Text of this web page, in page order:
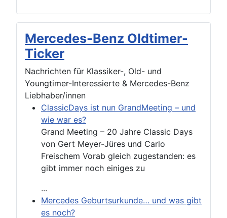
Mercedes-Benz Oldtimer-
Ticker
Nachrichten für Klassiker-, Old- und
Youngtimer-Interessierte & Mercedes-Benz
Liebhaber/innen
ClassicDays ist nun GrandMeeting – und
wie war es?
Grand Meeting – 20 Jahre Classic Days
von Gert Meyer-Jüres und Carlo
Freischem Vorab gleich zugestanden: es
gibt immer noch einiges zu
...
Mercedes Geburtsurkunde… und was gibt
es noch?